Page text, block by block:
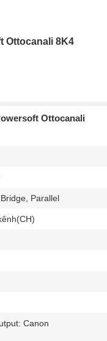
Ottocanali 8K4
Ottocanali
Parallel
Canon